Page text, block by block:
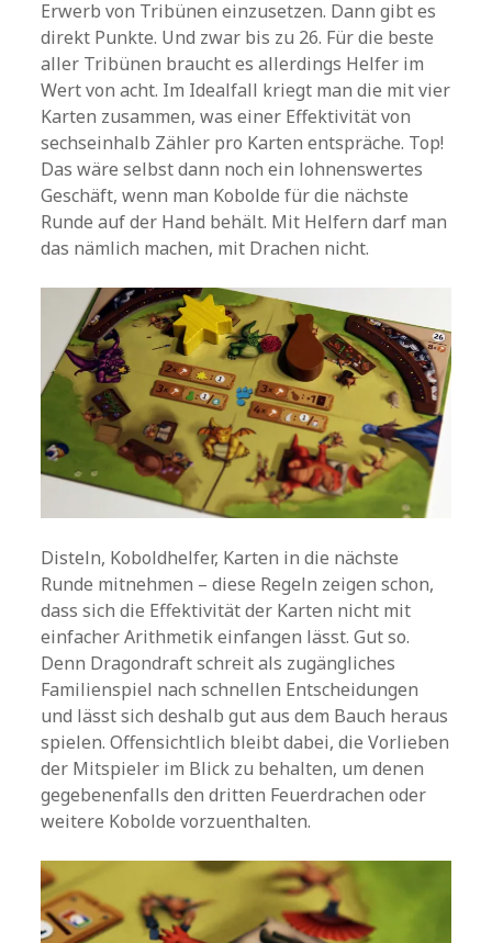
Erwerb von Tribünen einzusetzen. Dann gibt es
direkt Punkte. Und zwar bis zu 26. Für die beste
aller Tribünen braucht es allerdings Helfer im
Wert von acht. Im Idealfall kriegt man die mit vier
Karten zusammen, was einer Effektivität von
sechseinhalb Zähler pro Karten entspräche. Top!
Das wäre selbst dann noch ein lohnenswertes
Geschäft, wenn man Kobolde für die nächste
Runde auf der Hand behält. Mit Helfern darf man
das nämlich machen, mit Drachen nicht.
Disteln, Koboldhelfer, Karten in die nächste
Runde mitnehmen – diese Regeln zeigen schon,
dass sich die Effektivität der Karten nicht mit
einfacher Arithmetik einfangen lässt. Gut so.
Denn Dragondraft schreit als zugängliches
Familienspiel nach schnellen Entscheidungen
und lässt sich deshalb gut aus dem Bauch heraus
spielen. Offensichtlich bleibt dabei, die Vorlieben
der Mitspieler im Blick zu behalten, um denen
gegebenenfalls den dritten Feuerdrachen oder
weitere Kobolde vorzuenthalten.